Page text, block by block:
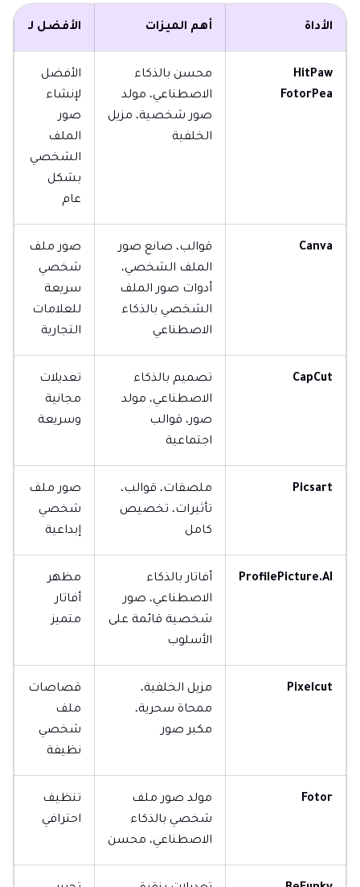
الأداة أهم الميزات الأفضل لـ
HitPaw
FotorPea
محسن بالذكاء
الاصطناعي، مولد
صور شخصية، مزيل
الخلفية
الأفضل
لإنشاء
صور
الملف
الشخصي
بشكل
عام
Canva
قوالب، صانع صور
الملف الشخصي،
أدوات صور الملف
الشخصي بالذكاء
الاصطناعي
صور ملف
شخصي
سريعة
للعلامات
التجارية
CapCut
تصميم بالذكاء
الاصطناعي، مولد
صور، قوالب
اجتماعية
تعديلات
مجانية
وسريعة
Picsart
ملصقات، قوالب،
تأثيرات، تخصيص
كامل
صور ملف
شخصي
إبداعية
ProfilePicture.AI
أفاتار بالذكاء
الاصطناعي، صور
شخصية قائمة على
الأسلوب
مظهر
أفاتار
متميز
Pixelcut
مزيل الخلفية،
ممحاة سحرية،
مكبر صور
قصاصات
ملف
شخصي
نظيفة
Fotor
مولد صور ملف
شخصي بالذكاء
الاصطناعي، محسن
تنظيف
احترافي